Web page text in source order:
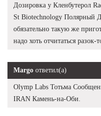
Дозировка у Кленбутерол
St Biotechnology Полярный
обязательно такую же
надо хоть отчитаться разок-
Margo ответил(а)
Olymp Labs Тотьма
IRAN Камень-на-Оби.